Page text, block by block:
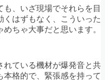
、いざ現場でそれらを目
はずもなく、こういった
ちゃ大事だと思います。
れている機材が爆発音と共
本格的で、緊張感を持って